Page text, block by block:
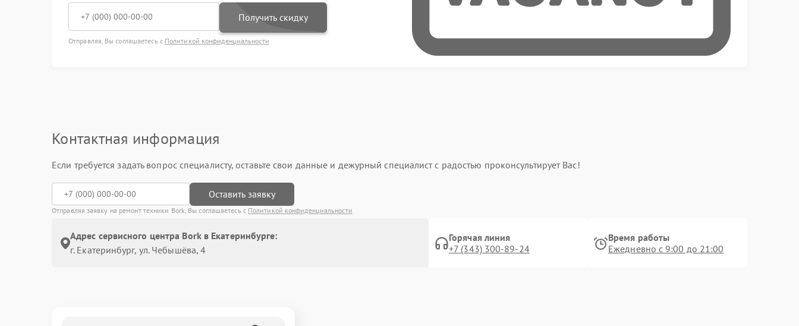
Получить скидку
Отправляя, Вы соглашаетесь с Политикой конфиденциальности
Контактная информация
Если требуется задать вопрос специалисту, оставьте свои данные и дежурный специалист с радостью проконсультирует Вас!
Оставить заявку
Отправляя заявку на ремонт техники Bork, Вы соглашаетесь с Политикой конфиденциальности
Адрес сервисного центра Bork в Екатеринбурге:
г. Екатеринбург, ул. Чебышёва, 4
Горячая линия
+7 (343) 300-89-24
Время работы
Ежедневно с 9:00 до 21:00